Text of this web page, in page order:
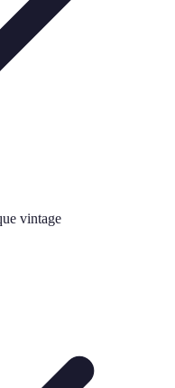
vintage